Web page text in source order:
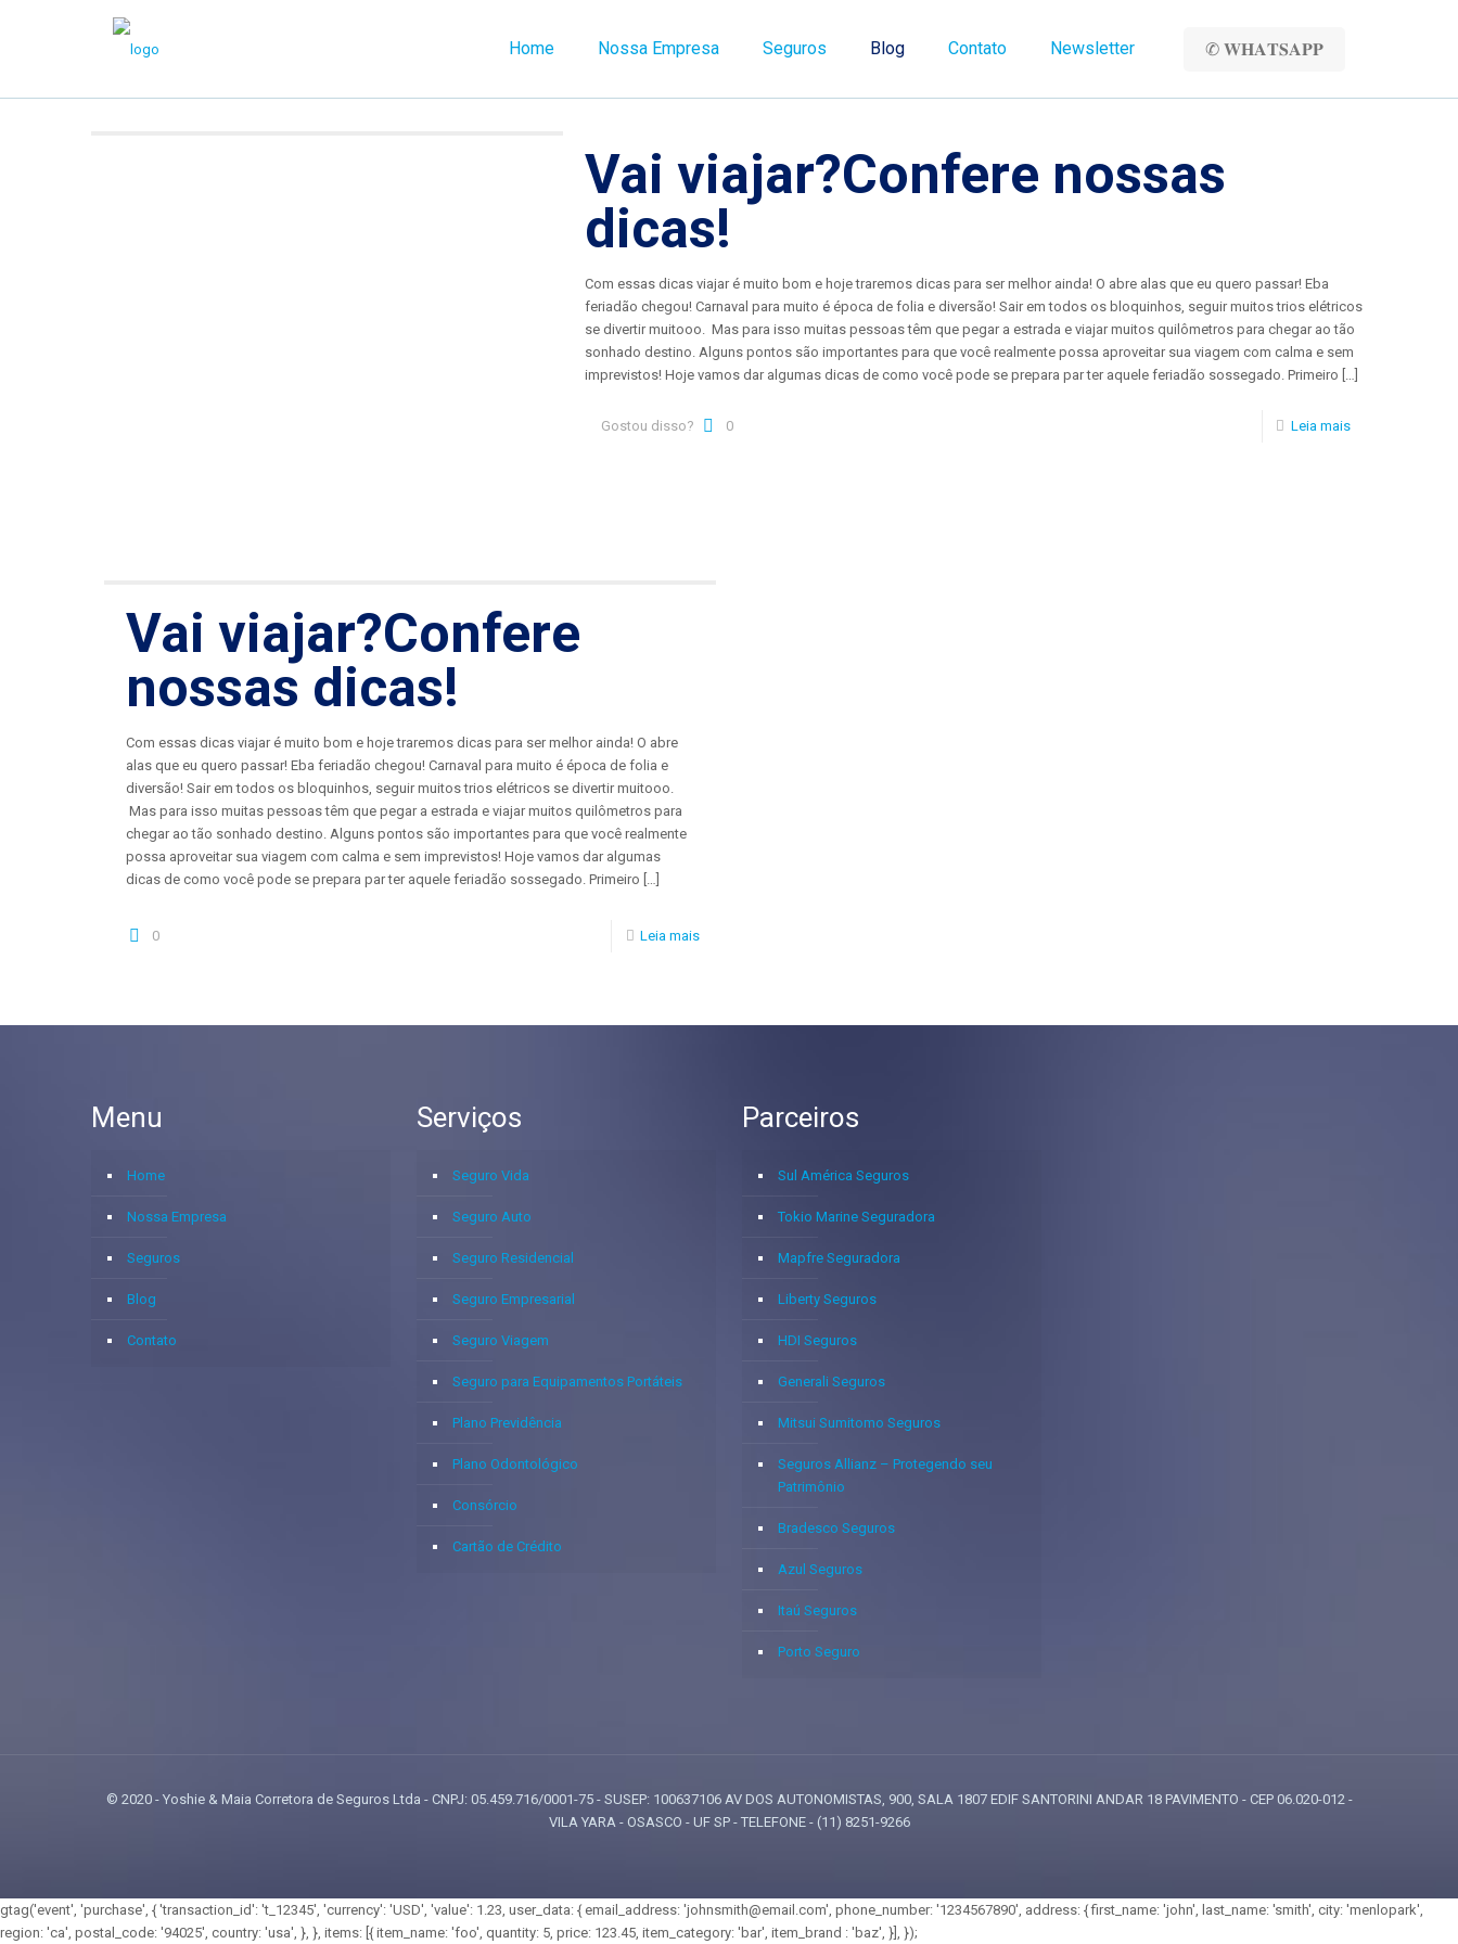
Home Nossa Empresa Seguros Blog Contato Newsletter ✆ 𝐖𝐇𝐀𝐓𝐒𝐀𝐏𝐏
Vai viajar?Confere nossas
dicas!
Com essas dicas viajar é muito bom e hoje traremos dicas para ser melhor ainda! O abre alas que eu quero passar! Eba
feriadão chegou! Carnaval para muito é época de folia e diversão! Sair em todos os bloquinhos, seguir muitos trios elétricos
se divertir muitooo. Mas para isso muitas pessoas têm que pegar a estrada e viajar muitos quilômetros para chegar ao tão
sonhado destino. Alguns pontos são importantes para que você realmente possa aproveitar sua viagem com calma e sem
imprevistos! Hoje vamos dar algumas dicas de como você pode se prepara par ter aquele feriadão sossegado. Primeiro […]
Gostou disso? 0 Leia mais
Vai viajar?Confere
nossas dicas!
Com essas dicas viajar é muito bom e hoje traremos dicas para ser melhor ainda! O abre
alas que eu quero passar! Eba feriadão chegou! Carnaval para muito é época de folia e
diversão! Sair em todos os bloquinhos, seguir muitos trios elétricos se divertir muitooo.
Mas para isso muitas pessoas têm que pegar a estrada e viajar muitos quilômetros para
chegar ao tão sonhado destino. Alguns pontos são importantes para que você realmente
possa aproveitar sua viagem com calma e sem imprevistos! Hoje vamos dar algumas
dicas de como você pode se prepara par ter aquele feriadão sossegado. Primeiro […]
0 Leia mais
Menu
Home
Nossa Empresa
Seguros
Blog
Contato
Serviços
Seguro Vida
Seguro Auto
Seguro Residencial
Seguro Empresarial
Seguro Viagem
Seguro para Equipamentos Portáteis
Plano Previdência
Plano Odontológico
Consórcio
Cartão de Crédito
Parceiros
Sul América Seguros
Tokio Marine Seguradora
Mapfre Seguradora
Liberty Seguros
HDI Seguros
Generali Seguros
Mitsui Sumitomo Seguros
Seguros Allianz – Protegendo seu
Patrimônio
Bradesco Seguros
Azul Seguros
Itaú Seguros
Porto Seguro
© 2020 - Yoshie & Maia Corretora de Seguros Ltda - CNPJ: 05.459.716/0001-75 - SUSEP: 100637106 AV DOS AUTONOMISTAS, 900, SALA 1807 EDIF SANTORINI ANDAR 18 PAVIMENTO - CEP 06.020-012 -
VILA YARA - OSASCO - UF SP - TELEFONE - (11) 8251-9266
gtag('event', 'purchase', { 'transaction_id': 't_12345', 'currency': 'USD', 'value': 1.23, user_data: { email_address: 'johnsmith@email.com', phone_number: '1234567890', address: { first_name: 'john', last_name: 'smith', city: 'menlopark',
region: 'ca', postal_code: '94025', country: 'usa', }, }, items: [{ item_name: 'foo', quantity: 5, price: 123.45, item_category: 'bar', item_brand : 'baz', }], });